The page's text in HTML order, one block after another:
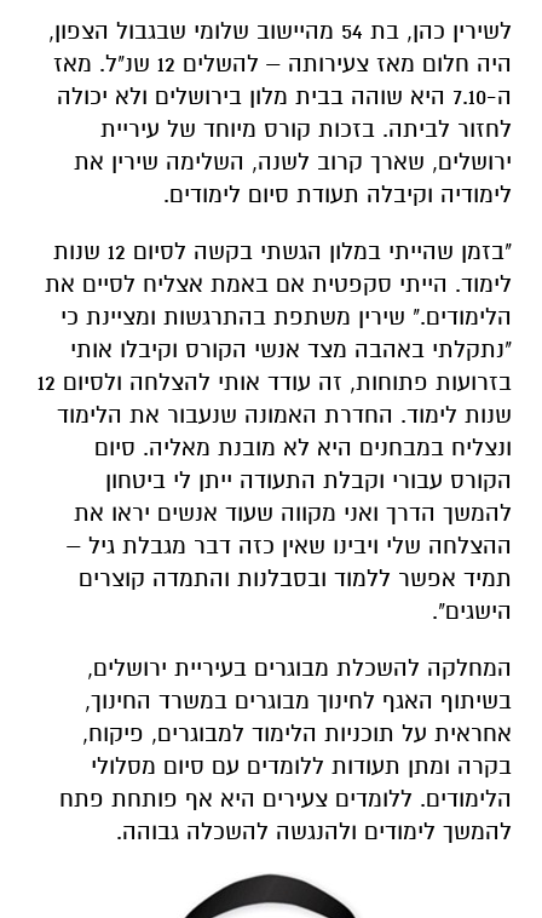
לשירין כהן, בת 54 מהיישוב שלומי שבגבול הצפון,
היה חלום מאז צעירותה – להשלים 12 שנ"ל. מאז
ה-7.10 היא שוהה בבית מלון בירושלים ולא יכולה
לחזור לביתה. בזכות קורס מיוחד של עיריית
ירושלים, שארך קרוב לשנה, השלימה שירין את
לימודיה וקיבלה תעודת סיום לימודים.
"בזמן שהייתי במלון הגשתי בקשה לסיום 12 שנות
לימוד. הייתי סקפטית אם באמת אצליח לסיים את
הלימודים." שירין משתפת בהתרגשות ומציינת כי
"נתקלתי באהבה מצד אנשי הקורס וקיבלו אותי
בזרועות פתוחות, זה עודד אותי להצלחה ולסיום 12
שנות לימוד. החדרת האמונה שנעבור את הלימוד
ונצליח במבחנים היא לא מובנת מאליה. סיום
הקורס עבורי וקבלת התעודה ייתן לי ביטחון
להמשך הדרך ואני מקווה שעוד אנשים יראו את
ההצלחה שלי ויבינו שאין כזה דבר מגבלת גיל –
תמיד אפשר ללמוד ובסבלנות והתמדה קוצרים
הישגים".
המחלקה להשכלת מבוגרים בעיריית ירושלים,
בשיתוף האגף לחינוך מבוגרים במשרד החינוך,
אחראית על תוכניות הלימוד למבוגרים, פיקוח,
בקרה ומתן תעודות ללומדים עם סיום מסלולי
הלימודים. ללומדים צעירים היא אף פותחת פתח
להמשך לימודים ולהנגשה להשכלה גבוהה.